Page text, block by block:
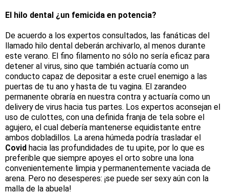
El hilo dental ¿un femicida en potencia?
De acuerdo a los expertos consultados, las fanáticas del
llamado hilo dental deberán archivarlo, al menos durante
este verano. El fino filamento no sólo no sería eficaz para
detener al virus, sino que también actuaría como un
conducto capaz de depositar a este cruel enemigo a las
puertas de tu ano y hasta de tu vagina. El zarandeo
permanente obraría en nuestra contra y actuaría como un
delivery de virus hacia tus partes. Los expertos aconsejan el
uso de culottes, con una definida franja de tela sobre el
agujero, el cual debería mantenerse equidistante entre
ambos dobladillos. La arena húmeda podría trasladar el
Covid hacia las profundidades de tu upite, por lo que es
preferible que siempre apoyes el orto sobre una lona
convenientemente limpia y permanentemente vaciada de
arena. Pero no desesperes: ¡se puede ser sexy aún con la
malla de la abuela!